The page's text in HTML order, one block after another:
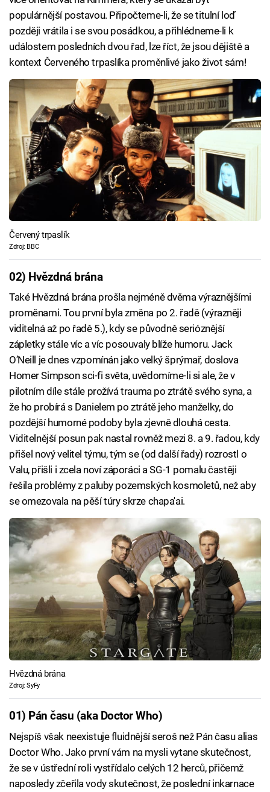
populárnější postavou. Připočteme-li, že se titulní loď
později vrátila i se svou posádkou, a přihlédneme-li k
událostem posledních dvou řad, lze říct, že jsou dějiště a
kontext Červeného trpaslíka proměnlivé jako život sám!
Červený trpaslík
Zdroj: BBC
02) Hvězdná brána
Také Hvězdná brána prošla nejméně dvěma výraznějšími
proměnami. Tou první byla změna po 2. řadě (výrazněji
viditelná až po řadě 5.), kdy se původně serióznější
zápletky stále víc a víc posouvaly blíže humoru. Jack
O’Neill je dnes vzpomínán jako velký šprýmař, doslova
Homer Simpson sci-fi světa, uvědomíme-li si ale, že v
pilotním díle stále prožívá trauma po ztrátě svého syna, a
že ho probírá s Danielem po ztrátě jeho manželky, do
pozdější humorné podoby byla zjevně dlouhá cesta.
Viditelnější posun pak nastal rovněž mezi 8. a 9. řadou, kdy
přišel nový velitel týmu, tým se (od další řady) rozrostl o
Valu, přišli i zcela noví záporáci a SG-1 pomalu častěji
řešila problémy z paluby pozemských kosmoletů, než aby
se omezovala na pěší túry skrze chapa'ai.
Hvězdná brána
Zdroj: SyFy
01) Pán času (aka Doctor Who)
Nejspíš však neexistuje fluidnější seroš než Pán času alias
Doctor Who. Jako první vám na mysli vytane skutečnost,
že se v ústřední roli vystřídalo celých 12 herců, přičemž
naposledy zčeřila vody skutečnost, že poslední inkarnace